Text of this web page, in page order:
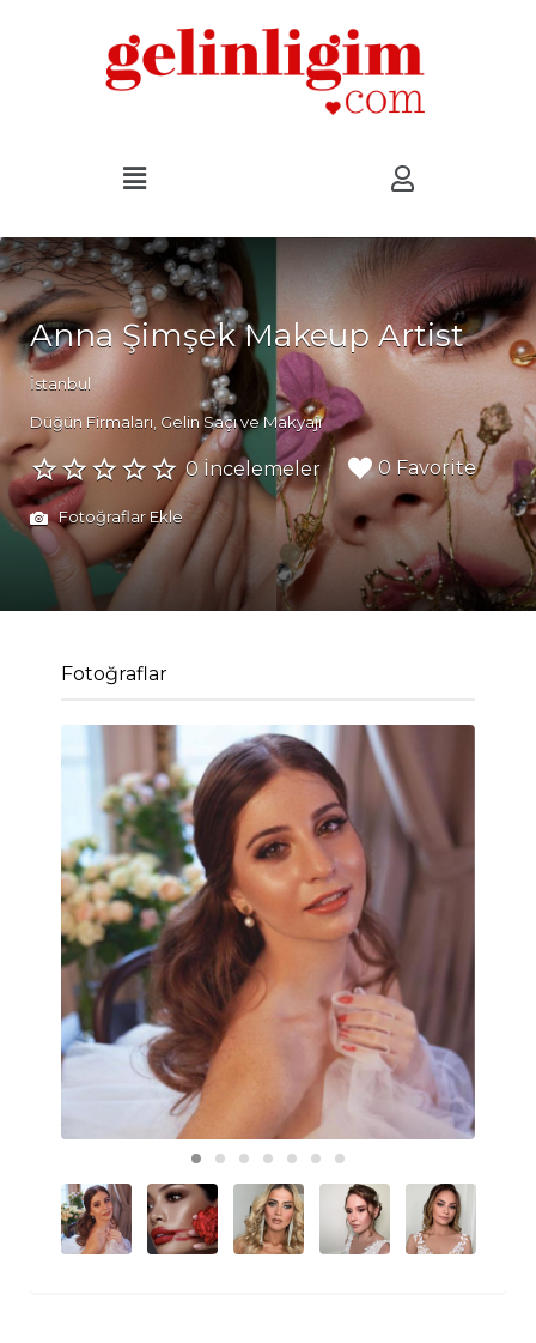
Anna Şimşek Makeup Artist
İstanbul
Düğün Firmaları Gelin Saçı ve Makyajı
0 İncelemeler 0 Favorite
Fotoğraflar Ekle
Fotoğraflar